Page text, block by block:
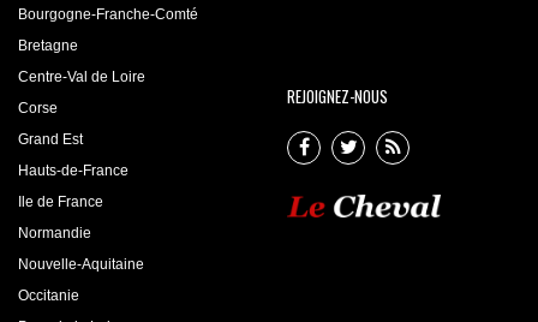
Bourgogne-Franche-Comté
Bretagne
Centre-Val de Loire
Corse
Grand Est
Hauts-de-France
Ile de France
Normandie
Nouvelle-Aquitaine
Occitanie
REJOIGNEZ-NOUS